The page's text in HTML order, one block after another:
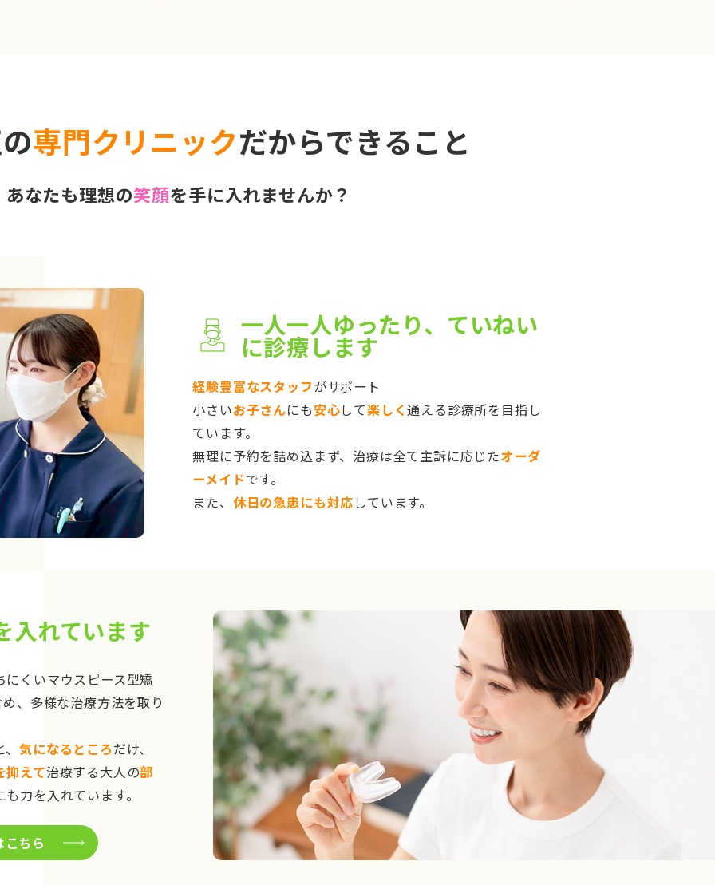
専門クリニックだからできること
あなたも理想の笑顔を手に入れませんか？
一人一人ゆったり、ていねい
に診療します
経験豊富なスタッフがサポート
小さいお子さんにも安心して楽しく通える診療所を目指し
ています。
無理に予約を詰め込まず、治療は全て主訴に応じたオーダ
ーメイドです。
また、 休日の急患にも対応 しています。
入れています
くいマウスピース型矯
、多様な治療方法を取り
、気になるところだけ、
抑えて治療する大人の部
も力を入れています。
ちら